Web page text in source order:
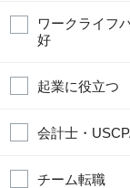
ワークライフ
好
起業に役立つ
会計士・
チーム転職